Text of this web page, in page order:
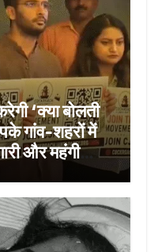
‘क्या बोलती
गांव-शहरों में
और महंगी